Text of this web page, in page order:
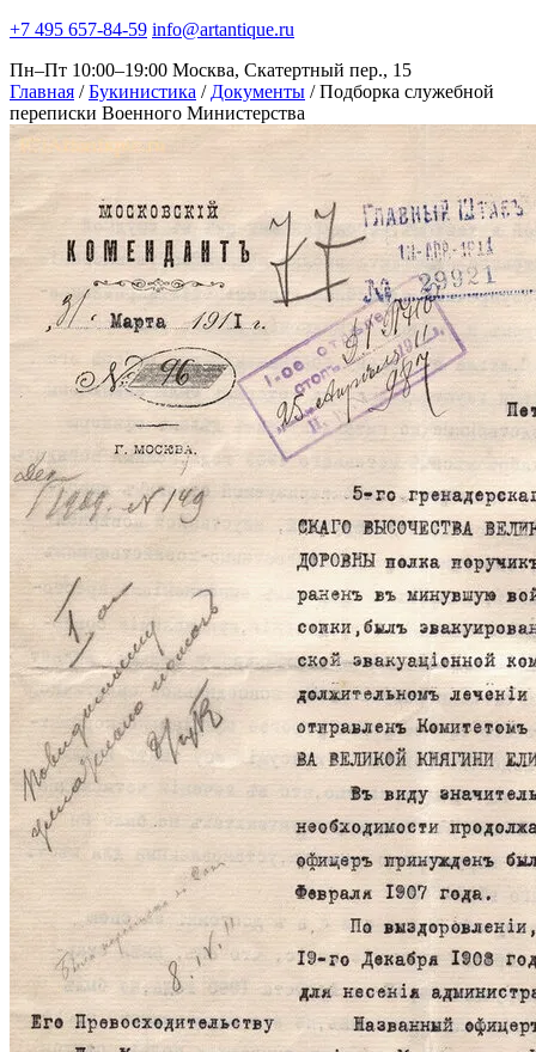
+7 495 657-84-59 info@artantique.ru
Пн–Пт 10:00–19:00 Москва, Скатертный пер., 15
Главная / Букинистика / Документы / Подборка служебной
переписки Военного Министерства